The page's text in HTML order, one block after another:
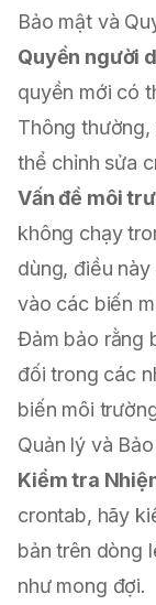
Bảo mật và
Quyền người
quyền mới có
Thông
thể chỉnh sửa
Vấn đề môi
không chạy
dùng, điều
vào các biến
Đảm bảo rằng
đối trong các
biến môi
Quản lý và
Kiểm tra
crontab, hãy
bản trên dòng
như mong đợi.